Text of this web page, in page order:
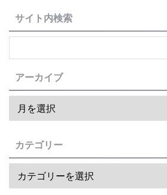
サイト内検索
アーカイブ
カテゴリー